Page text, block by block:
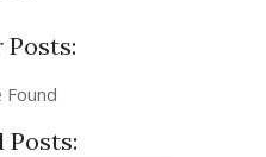
Found
Posts: